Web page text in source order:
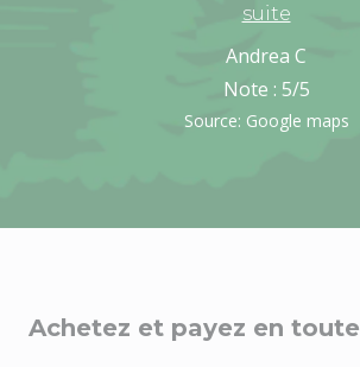
suite
Andrea C
Note : 5/5
Source: Google maps
Achetez et payez en